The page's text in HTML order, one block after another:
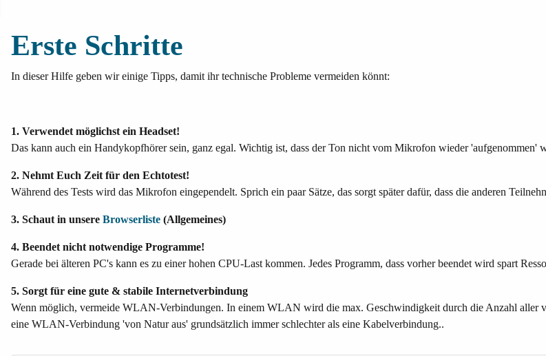
Erste Schritte
In dieser Hilfe geben wir einige Tipps, damit ihr technische Probleme vermeiden könnt:
1. Verwendet möglichst ein Headset!
Das kann auch ein Handykopfhörer sein, ganz egal. Wichtig ist, dass der Ton nicht vom Mikrofon wieder 'aufgenommen'
2. Nehmt Euch Zeit für den Echtotest!
Während des Tests wird das Mikrofon eingependelt. Sprich ein paar Sätze, das sorgt später dafür, dass die anderen
3. Schaut in unsere Browserliste (Allgemeines)
4. Beendet nicht notwendige Programme!
Gerade bei älteren PC's kann es zu einer hohen CPU-Last kommen. Jedes Programm, dass vorher beendet wird spart
5. Sorgt für eine gute & stabile Internetverbindung
Wenn möglich, vermeide WLAN-Verbindungen. In einem WLAN wird die max. Geschwindigkeit durch die Anzahl aller
eine WLAN-Verbindung 'von Natur aus' grundsätzlich immer schlechter als eine Kabelverbindung..